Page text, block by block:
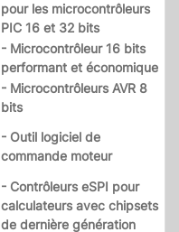
pour les microcontrôleurs
PIC 16 et 32 bits
- Microcontrôleur 16 bits
performant et économique
- Microcontrôleurs AVR 8
bits
- Outil logiciel de
commande moteur
- Contrôleurs eSPI pour
calculateurs avec chipsets
de dernière génération